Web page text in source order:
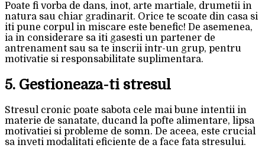
Poate fi vorba de dans, inot, arte martiale, drumetii in
natura sau chiar gradinarit. Orice te scoate din casa si
iti pune corpul in miscare este benefic! De asemenea,
ia in considerare sa iti gasesti un partener de
antrenament sau sa te inscrii intr-un grup, pentru
motivatie si responsabilitate suplimentara.
5. Gestioneaza-ti stresul
Stresul cronic poate sabota cele mai bune intentii in
materie de sanatate, ducand la pofte alimentare, lipsa
motivatiei si probleme de somn. De aceea, este crucial
sa inveti modalitati eficiente de a face fata stresului.